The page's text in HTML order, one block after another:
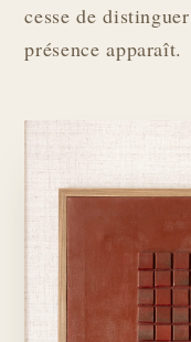
cesse de
présence apparaît.